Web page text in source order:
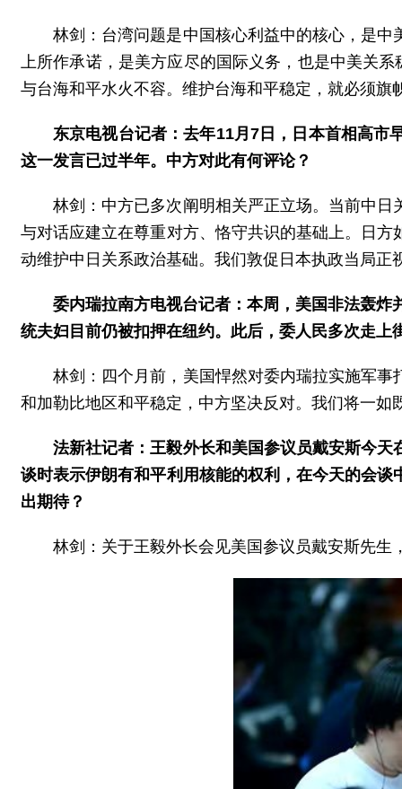
林剑：台湾问题是中国核心利益中的核心，是
上所作承诺，是美方应尽的国际义务，也是中美关
与台海和平水火不容。维护台海和平稳定，就必须旗
东京电视台记者：去年11月7日，日本首相高市
这一发言已过半年。中方对此有何评论？
林剑：中方已多次阐明相关严正立场。当前中
与对话应建立在尊重对方、恪守共识的基础上。日
动维护中日关系政治基础。我们敦促日本执政当局
委内瑞拉南方电视台记者：本周，美国非法轰
统夫妇目前仍被扣押在纽约。此后，委人民多次走
林剑：四个月前，美国悍然对委内瑞拉实施军
和加勒比地区和平稳定，中方坚决反对。我们将一
法新社记者：王毅外长和美国参议员戴安斯今
谈时表示伊朗有和平利用核能的权利，在今天的会
出期待？
林剑：关于王毅外长会见美国参议员戴安斯先